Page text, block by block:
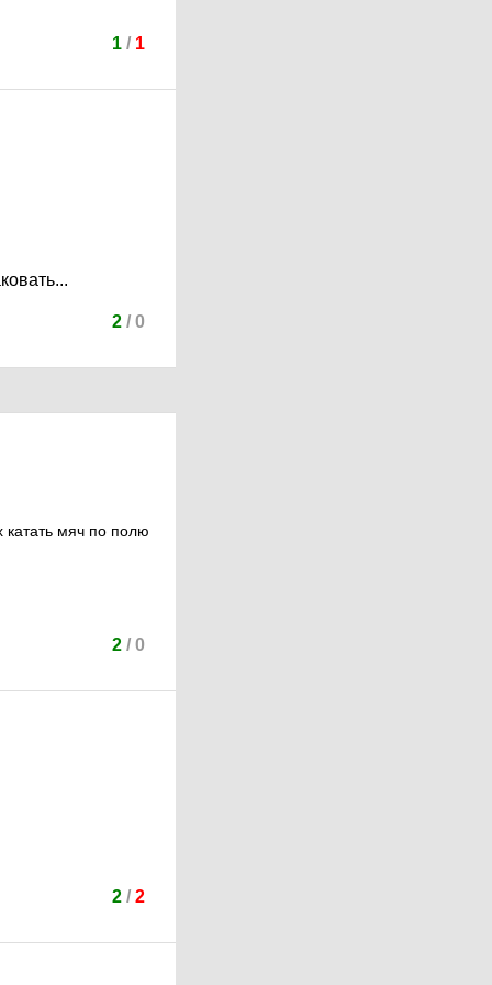
1/ 1
2/ 0
мяч по полю
2/ 0
2/ 2